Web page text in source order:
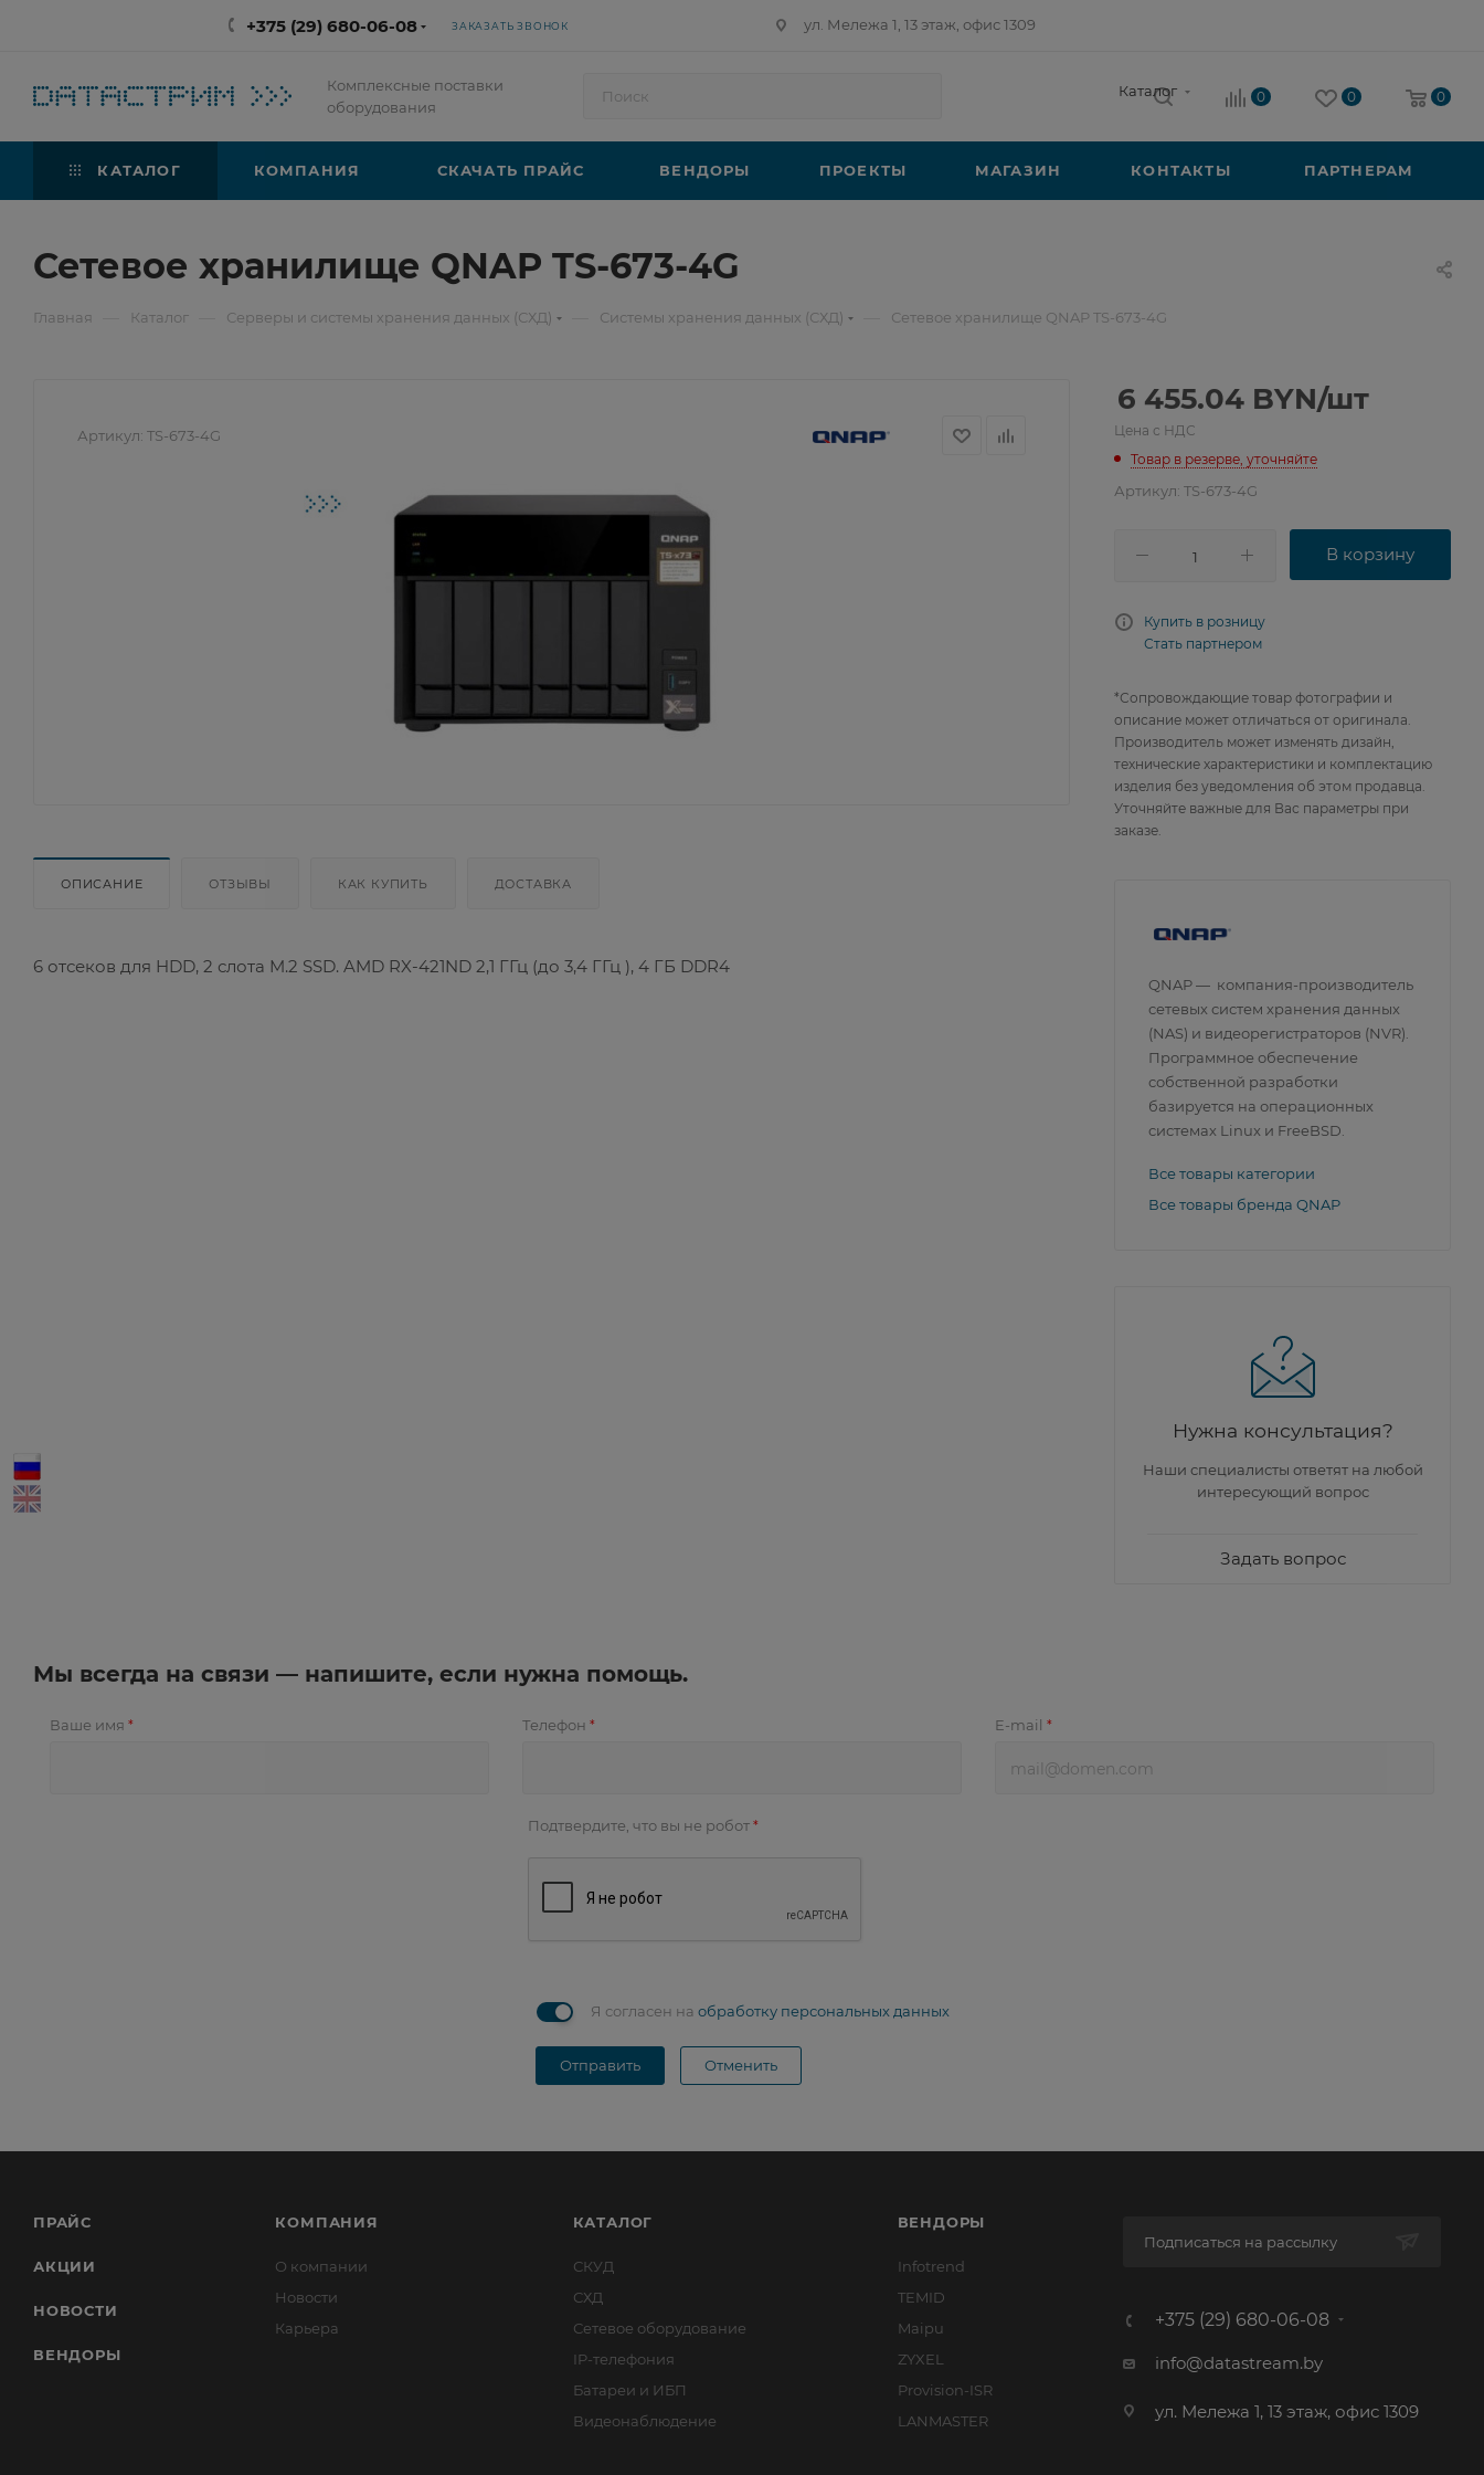
+375 (29) 680-06-08 ЗАКАЗАТЬ ЗВОНОК ул. Мележа 1, 13 этаж, офис 1309
Комплексные поставки
оборудования
Каталог 0 0 0
КАТАЛОГ КОМПАНИЯ СКАЧАТЬ ПРАЙС ВЕНДОРЫ ПРОЕКТЫ МАГАЗИН КОНТАКТЫ ПАРТНЕРАМ
Сетевое хранилище QNAP TS-673-4G
Главная Каталог Серверы и системы хранения данных (СХД) Системы хранения данных (СХД) Сетевое хранилище QNAP TS-673-4G
Артикул: TS-673-4G
ОПИСАНИЕ ОТЗЫВЫ КАК КУПИТЬ ДОСТАВКА
6 отсеков для HDD, 2 слота M.2 SSD. AMD RX-421ND 2,1 ГГц (до 3,4 ГГц ), 4 ГБ DDR4
6 455.04 BYN/шт
Цена с НДС
Товар в резерве, уточняйте
Артикул: TS-673-4G
В корзину
Купить в розницу
Стать партнером
*Сопровождающие товар фотографии и
описание может отличаться от оригинала.
Производитель может изменять дизайн,
технические характеристики и комплектацию
изделия без уведомления об этом продавца.
Уточняйте важные для Вас параметры при
заказе.
QNAP — компания-производитель
сетевых систем хранения данных
(NAS) и видеорегистраторов (NVR).
Программное обеспечение
собственной разработки
базируется на операционных
системах Linux и FreeBSD.
Все товары категории
Все товары бренда QNAP
Нужна консультация?
Наши специалисты ответят на любой
интересующий вопрос
Задать вопрос
Мы всегда на связи — напишите, если нужна помощь.
Ваше имя* Телефон* E-mail *
Подтвердите, что вы не робот *
Я согласен на обработку персональных данных
Отправить Отменить
ПРАЙС
АКЦИИ
НОВОСТИ
ВЕНДОРЫ
КОМПАНИЯ
О компании
Новости
Карьера
КАТАЛОГ
СКУД
СХД
Сетевое оборудование
IP-телефония
Батареи и ИБП
Видеонаблюдение
ВЕНДОРЫ
Infotrend
TEMID
Maipu
ZYXEL
Provision-ISR
LANMASTER
Подписаться на рассылку
+375 (29) 680-06-08
info@datastream.by
ул. Мележа 1, 13 этаж, офис 1309